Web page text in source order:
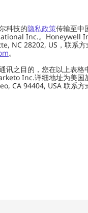
科技的隐私政策传输至中
Inc.。Honeywell
NC 28202, US，联系方
。
讯之目的，您在以上表
Inc.详细地址为美
CA 94404, USA 联系方